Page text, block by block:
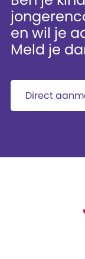
en wil je
Meld je
Direct